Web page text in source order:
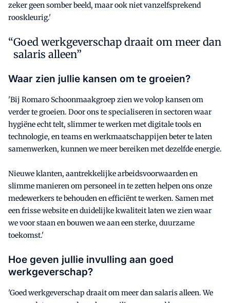
zeker geen somber beeld, maar ook niet vanzelfsprekend
rooskleurig.'
Goed werkgeverschap draait om meer dan
salaris alleen”
Waar zien jullie kansen om te groeien?
'Bij Romaro Schoonmaakgroep zien we volop kansen om
verder te groeien. Door ons te specialiseren in sectoren waar
hygiëne echt telt, slimmer te werken met digitale tools en
technologie, en teams en werkmaatschappijen beter te laten
samenwerken, kunnen we meer bereiken met dezelfde energie.
Nieuwe klanten, aantrekkelijke arbeidsvoorwaarden en
slimme manieren om personeel in te zetten helpen ons onze
medewerkers te behouden en efficiënt te werken. Samen met
een frisse website en duidelijke kwaliteit laten we zien waar
we voor staan en bouwen we aan een sterke, duurzame
toekomst.'
Hoe geven jullie invulling aan goed
werkgeverschap?
'Goed werkgeverschap draait om meer dan salaris alleen. We